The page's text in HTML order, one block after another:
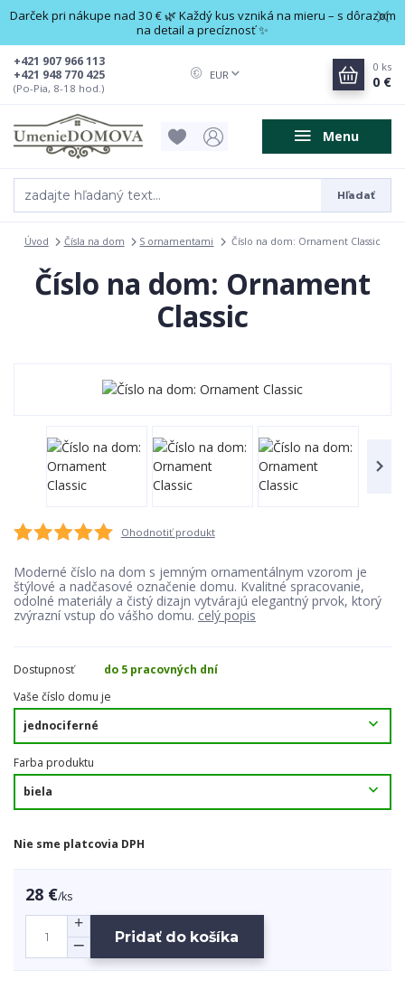
Darček pri nákupe nad 30 € 🌿 Každý kus vzniká na mieru – s dôrazom
na detail a precíznosť ✨
Menu
EUR
Hľadať
+421 948 770 425
+421 907 966 113
(Po-Pia, 8-18 hod.)
0 ks
0 €
Úvod Čísla na dom S ornamentami Číslo na dom: Ornament Classic
Číslo na dom: Ornament
Classic
Ohodnotiť produkt
Moderné číslo na dom s jemným ornamentálnym vzorom je
štýlové a nadčasové označenie domu. Kvalitné spracovanie,
odolné materiály a čistý dizajn vytvárajú elegantný prvok, ktorý
zvýrazní vstup do vášho domu. celý popis
Dostupnosť
do 5 pracovných dní
Vaše číslo domu je
Farba produktu
Nie sme platcovia DPH
28 €/ks
Pridať do košíka